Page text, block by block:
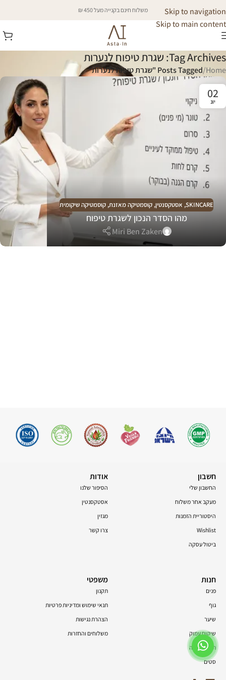
Skip to navigation
Skip to main content
משלוח חינם בקנייה מעל 450 ₪
Tag Archives: שגרת טיפוח לנערות
Home
/Posts Tagged "שגרת טיפוח לנערות"
02
יונ
SKINCARE
, אסטקסנטין, קוסמטיקה מאזנת, קוסמטיקה שיקומית
מהו הסדר הנכון לשגרת טיפוח
Miri Ben Zaken
חשבון
החשבון שלי
מעקב אחר משלוח
היסטוריית הזמנות
Wishlist
ביטול עסקה
אודות
הסיפור שלנו
אסטקסנטין
מגזין
צרו קשר
חנות
פנים
גוף
שיער
שיקום עמוק
תוספי תזונה
סטים
משפטי
תקנון
תנאי שימוש ומדיניות פרטיות
הצהרת נגישות
משלוחים והחזרות